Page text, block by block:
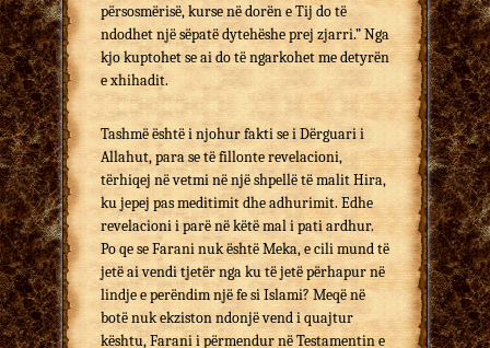
përsosmërisë, kurse në dorën e Tij do të
ndodhet një sëpatë dytehëshe prej zjarri.” Nga
kjo kuptohet se ai do të ngarkohet me detyrën
e xhihadit.
Tashmë është i njohur fakti se i Dërguari i
Allahut, para se të fillonte revelacioni,
tërhiqej në vetmi në një shpellë të malit Hira,
ku jepej pas meditimit dhe adhurimit. Edhe
revelacioni i parë në këtë mal i pati ardhur.
Po qe se Farani nuk është Meka, e cili mund të
jetë ai vendi tjetër nga ku të jetë përhapur në
lindje e perëndim një fe si Islami? Meqë në
botë nuk ekziston ndonjë vend i quajtur
kështu, Farani i përmendur në Testamentin e